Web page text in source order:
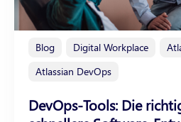
Blog Digital Workplace
Atlassian DevOps
DevOps-Tools: Die